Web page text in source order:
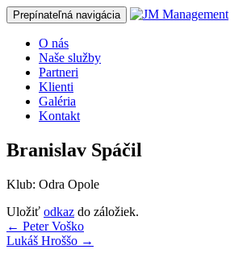
Prepínateľná navigácia
Prejsť
obsah
O nás
Naše služby
Partneri
Klienti
Galéria
Kontakt
Branislav Spáčil
Klub: Odra Opole
Uložiť odkaz do záložiek.
Navigácia
článkami
← Peter Voško
Lukáš Hroššo →